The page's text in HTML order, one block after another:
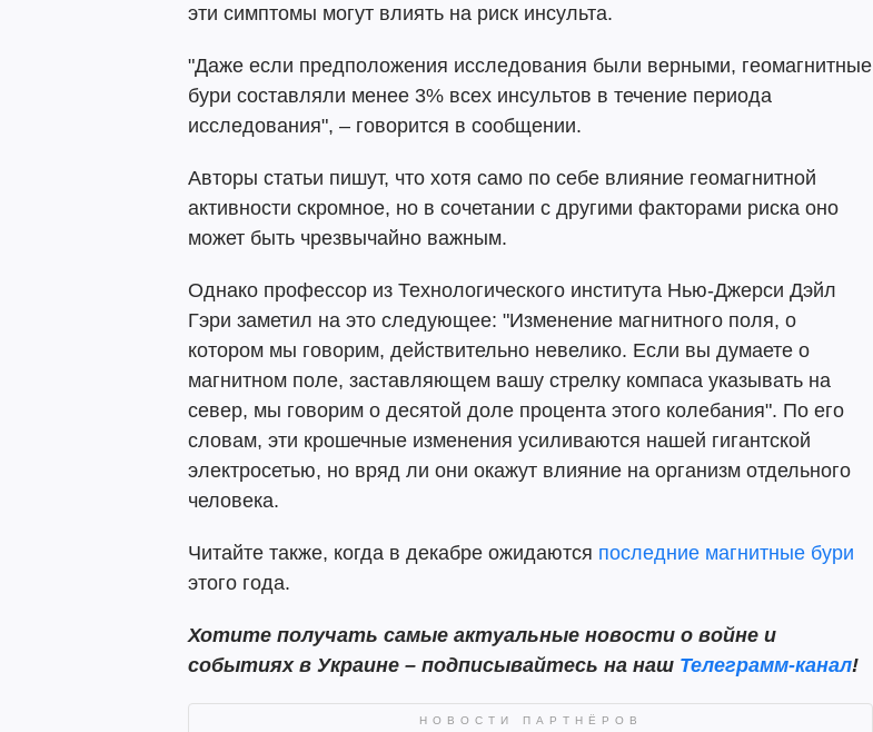
эти симптомы могут влиять на риск инсульта.
"Даже если предположения исследования были верными, геомагнитные
бури составляли менее 3% всех инсультов в течение периода
исследования", – говорится в сообщении.
Авторы статьи пишут, что хотя само по себе влияние геомагнитной
активности скромное, но в сочетании с другими факторами риска оно
может быть чрезвычайно важным.
Однако профессор из Технологического института Нью-Джерси Дэйл
Гэри заметил на это следующее: "Изменение магнитного поля, о
котором мы говорим, действительно невелико. Если вы думаете о
магнитном поле, заставляющем вашу стрелку компаса указывать на
север, мы говорим о десятой доле процента этого колебания". По его
словам, эти крошечные изменения усиливаются нашей гигантской
электросетью, но вряд ли они окажут влияние на организм отдельного
человека.
Читайте также, когда в декабре ожидаются последние магнитные бури
этого года.
Хотите получать самые актуальные новости о войне и
событиях в Украине – подписывайтесь на наш Телеграмм-канал!